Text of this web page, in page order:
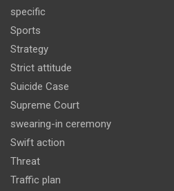
specific
Sports
Strategy
Strict attitude
Suicide Case
Supreme Court
swearing-in ceremony
Swift action
Threat
Traffic plan